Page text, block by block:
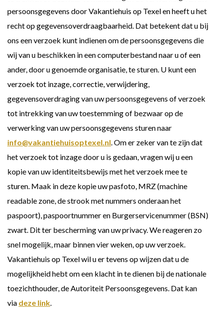
persoonsgegevens door Vakantiehuis op Texel en heeft u het
recht op gegevensoverdraagbaarheid. Dat betekent dat u bij
ons een verzoek kunt indienen om de persoonsgegevens die
wij van u beschikken in een computerbestand naar u of een
ander, door u genoemde organisatie, te sturen. U kunt een
verzoek tot inzage, correctie, verwijdering,
gegevensoverdraging van uw persoonsgegevens of verzoek
tot intrekking van uw toestemming of bezwaar op de
verwerking van uw persoonsgegevens sturen naar
info@vakantiehuisoptexel.nl. Om er zeker van te zijn dat
het verzoek tot inzage door u is gedaan, vragen wij u een
kopie van uw identiteitsbewijs met het verzoek mee te
sturen. Maak in deze kopie uw pasfoto, MRZ (machine
readable zone, de strook met nummers onderaan het
paspoort), paspoortnummer en Burgerservicenummer (BSN)
zwart. Dit ter bescherming van uw privacy. We reageren zo
snel mogelijk, maar binnen vier weken, op uw verzoek.
Vakantiehuis op Texel wil u er tevens op wijzen dat u de
mogelijkheid hebt om een klacht in te dienen bij de nationale
toezichthouder, de Autoriteit Persoonsgegevens. Dat kan
via deze link.